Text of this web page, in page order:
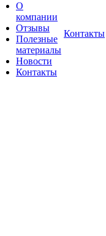
О
компании
Отзывы
Полезные
материалы
Новости
Контакты
Контакты